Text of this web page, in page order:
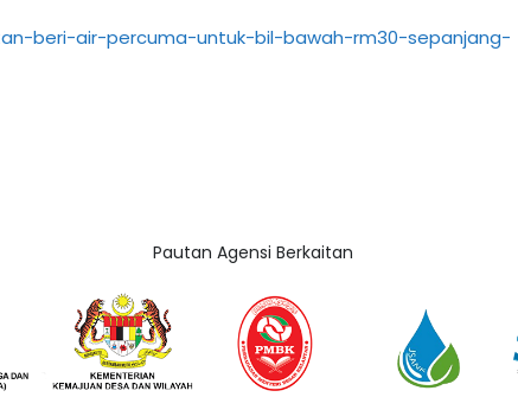
beri-air-percuma-untuk-bil-bawah-rm30-sepanjang-
Pautan Agensi Berkaitan